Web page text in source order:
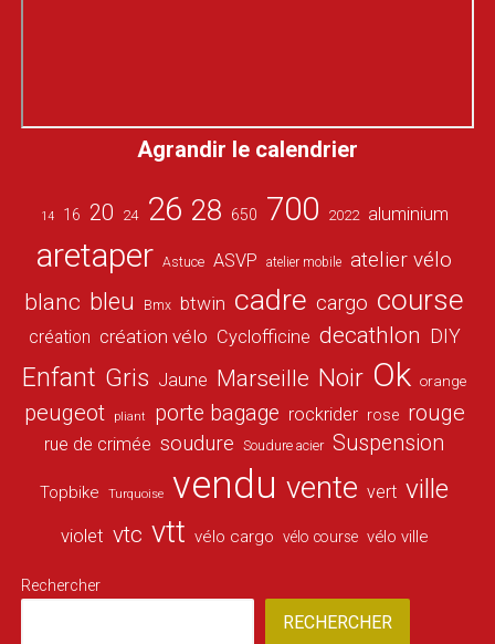
Agrandir le calendrier
14 16 20 24 26 28 650 700 2022 aluminium
aretaper Astuce ASVP atelier mobile atelier vélo
blanc bleu Bmx btwin cadre cargo course
création création vélo Cyclofficine decathlon DIY
Enfant Gris Jaune Marseille Noir Ok orange
peugeot pliant porte bagage rockrider rose rouge
rue de crimée soudure Soudure acier Suspension
Topbike Turquoise vendu vente vert ville
violet vtc vtt vélo cargo vélo course vélo ville
Rechercher
RECHERCHER